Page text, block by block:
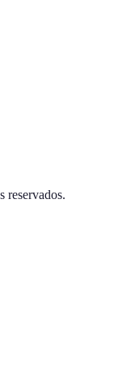
reservados.